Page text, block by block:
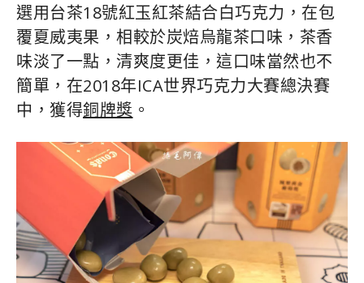
選用台茶18號紅玉紅茶結合白巧克力，在包
覆夏威夷果，相較於炭焙烏龍茶口味，茶香
味淡了一點，清爽度更佳，這口味當然也不
簡單，在2018年ICA世界巧克力大賽總決賽
中，獲得銅牌獎 。